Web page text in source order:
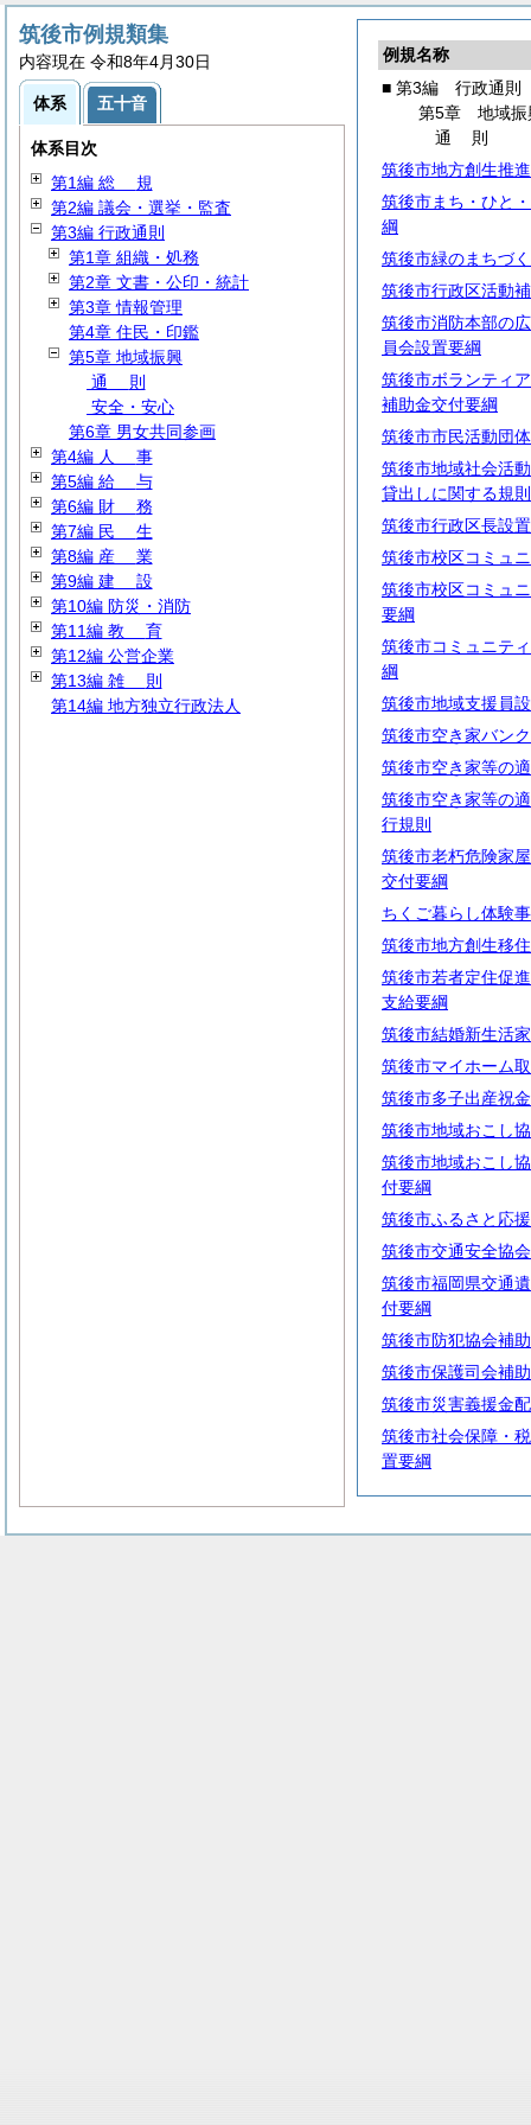
例規名称
■ 第3編 行政通則
第5章 地域振
通 則
筑後市地方創生推
筑後市まち・ひと
綱
筑後市緑のまちづ
筑後市行政区活動
筑後市消防本部の
員会設置要綱
筑後市ボランティ
補助金交付要綱
筑後市市民活動団
筑後市地域社会活
貸出しに関する規則
筑後市行政区長設
筑後市校区コミュ
筑後市校区コミュ
要綱
筑後市コミュニテ
綱
筑後市地域支援員
筑後市空き家バン
筑後市空き家等の
筑後市空き家等の
行規則
筑後市老朽危険家
交付要綱
ちくご暮らし体験
筑後市地方創生移
筑後市若者定住促
支給要綱
筑後市結婚新生活
筑後市マイホーム
筑後市多子出産祝
筑後市地域おこし
筑後市地域おこし
付要綱
筑後市ふるさと応
筑後市交通安全協
筑後市福岡県交通
付要綱
筑後市防犯協会補
筑後市保護司会補
筑後市災害義援金
筑後市社会保障・
置要綱
筑後市例規類集
内容現在 令和8年4月30日
体系 五十音
体系目次
第1編 総 規
第2編 議会・選挙・監査
第3編 行政通則
第1章 組織・処務
第2章 文書・公印・統計
第3章 情報管理
第4章 住民・印鑑
第5章 地域振興
通 則
安全・安心
第6章 男女共同参画
第4編 人 事
第5編 給 与
第6編 財 務
第7編 民 生
第8編 産 業
第9編 建 設
第10編 防災・消防
第11編 教 育
第12編 公営企業
第13編 雑 則
第14編 地方独立行政法人